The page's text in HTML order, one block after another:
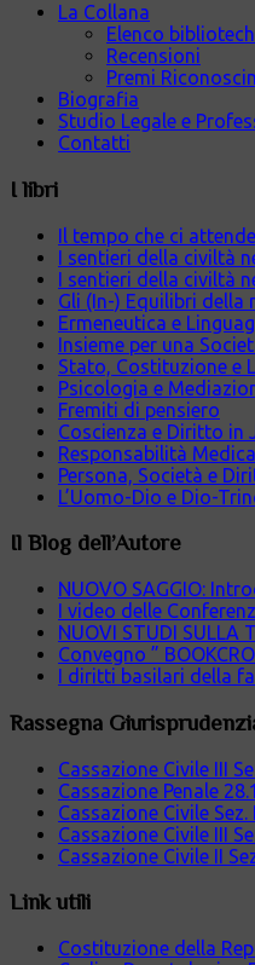
La Collana
Elenco
Recensioni
Premi
Biografia
Studio Legale e
Contatti
I libri
Il tempo che ci attende
I sentieri della civiltà
I sentieri della civiltà
Gli (In-) Equilibri della
Ermeneutica e
Insieme per una
Stato, Costituzione e
Psicologia e
Fremiti di pensiero
Coscienza e Diritto in
Responsabilità
Persona, Società e
L’Uomo-Dio e Dio-
Il Blog dell’Autore
NUOVO SAGGIO:
I video delle
NUOVI STUDI SULLA
Convegno ”
I diritti basilari della
Rassegna
Cassazione Civile III
Cassazione Penale
Cassazione Civile
Cassazione Civile III
Cassazione Civile II
Link utili
Costituzione della